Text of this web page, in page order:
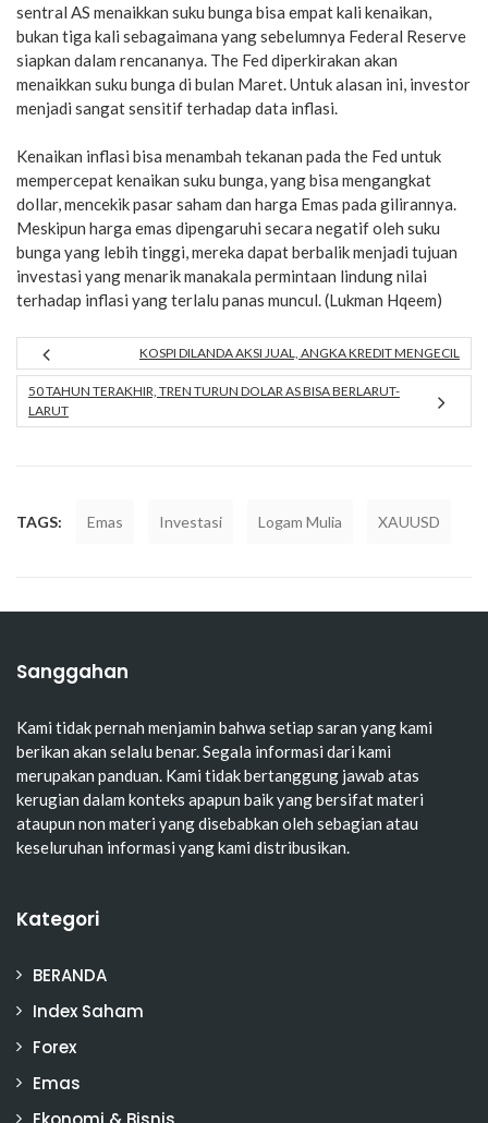
sentral AS menaikkan suku bunga bisa empat kali kenaikan,
bukan tiga kali sebagaimana yang sebelumnya Federal Reserve
siapkan dalam rencananya. The Fed diperkirakan akan
menaikkan suku bunga di bulan Maret. Untuk alasan ini, investor
menjadi sangat sensitif terhadap data inflasi.
Kenaikan inflasi bisa menambah tekanan pada the Fed untuk
mempercepat kenaikan suku bunga, yang bisa mengangkat
dollar, mencekik pasar saham dan harga Emas pada gilirannya.
Meskipun harga emas dipengaruhi secara negatif oleh suku
bunga yang lebih tinggi, mereka dapat berbalik menjadi tujuan
investasi yang menarik manakala permintaan lindung nilai
terhadap inflasi yang terlalu panas muncul. (Lukman Hqeem)
KOSPI DILANDA AKSI JUAL, ANGKA KREDIT MENGECIL
50 TAHUN TERAKHIR, TREN TURUN DOLAR AS BISA BERLARUT-
LARUT
TAGS: Emas Investasi Logam Mulia XAUUSD
Sanggahan
Kami tidak pernah menjamin bahwa setiap saran yang kami
berikan akan selalu benar. Segala informasi dari kami
merupakan panduan. Kami tidak bertanggung jawab atas
kerugian dalam konteks apapun baik yang bersifat materi
ataupun non materi yang disebabkan oleh sebagian atau
keseluruhan informasi yang kami distribusikan.
Kategori
BERANDA
Index Saham
Forex
Emas